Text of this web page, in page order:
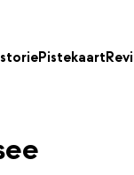
Pistekaart